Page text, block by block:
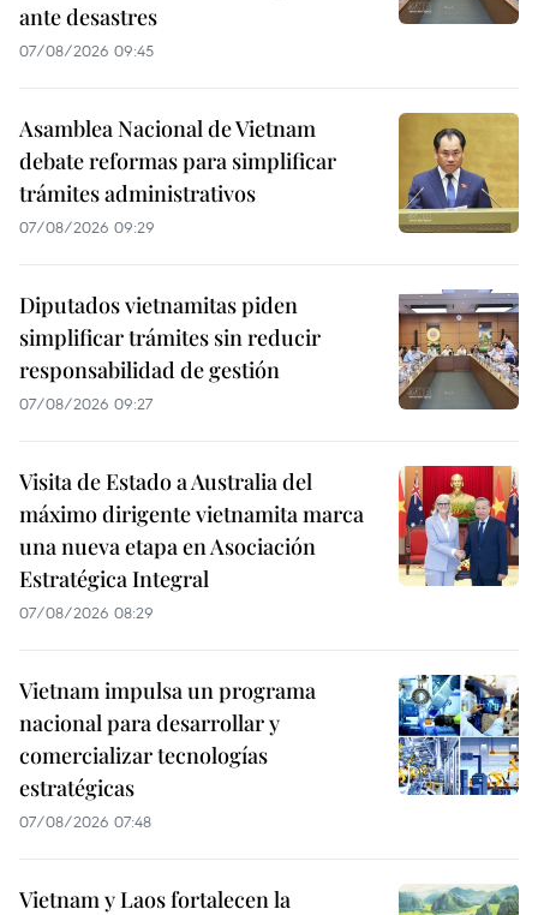
ante desastres
07/08/2026 09:45
Asamblea Nacional de Vietnam
debate reformas para simplificar
trámites administrativos
07/08/2026 09:29
Diputados vietnamitas piden
simplificar trámites sin reducir
responsabilidad de gestión
07/08/2026 09:27
Visita de Estado a Australia del
máximo dirigente vietnamita marca
una nueva etapa en Asociación
Estratégica Integral
07/08/2026 08:29
Vietnam impulsa un programa
nacional para desarrollar y
comercializar tecnologías
estratégicas
07/08/2026 07:48
Vietnam y Laos fortalecen la